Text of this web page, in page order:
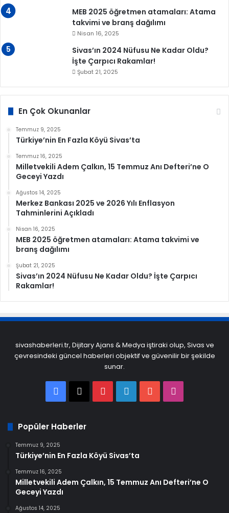
MEB 2025 öğretmen atamaları: Atama
takvimi ve branş dağılımı
Nisan 16, 2025
Sivas’ın 2024 Nüfusu Ne Kadar Oldu?
İşte Çarpıcı Rakamlar!
Şubat 21, 2025
En Çok Okunanlar
Temmuz 9, 2025
Türkiye’nin En Fazla Köyü Sivas’ta
Temmuz 16, 2025
Milletvekili Adem Çalkın, 15 Temmuz Anı Defteri’ne O
Geceyi Yazdı
Ağustos 14, 2025
Merkez Bankası 2025 ve 2026 Yılı Enflasyon
Tahminlerini Açıkladı
Nisan 16, 2025
MEB 2025 öğretmen atamaları: Atama takvimi ve
branş dağılımı
Şubat 21, 2025
Sivas’ın 2024 Nüfusu Ne Kadar Oldu? İşte Çarpıcı
Rakamlar!
sivashaberleri.tr, Dijitary Ajans & Medya iştiraki olup, Sivas ve
çevresindeki güncel haberleri objektif ve güvenilir bir şekilde
sunar.
Facebook
X PinterestLinkedInYouTube
Popüler Haberler
Temmuz 9, 2025
Türkiye’nin En Fazla Köyü Sivas’ta
Temmuz 16, 2025
Milletvekili Adem Çalkın, 15 Temmuz Anı Defteri’ne O
Geceyi Yazdı
Ağustos 14, 2025